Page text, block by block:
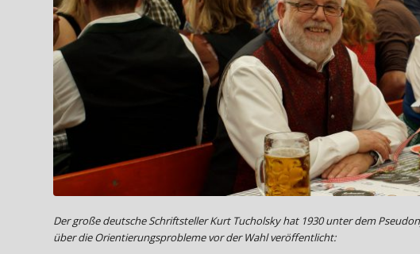
Der große deutsche Schriftsteller Kurt Tucholsky hat 1930 unter dem
über die Orientierungsprobleme vor der Wahl veröffentlicht: